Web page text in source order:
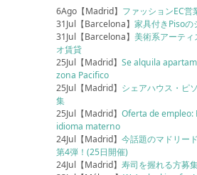
6Ago【Madrid】 ファッションEC営
31Jul【Barcelona】家具付きPisoの
31Jul【Barcelona】美術系アーテ
オ賃貸
25Jul【Madrid】Se alquila
zona Pacifico
25Jul【Madrid】 シェアハウス・ピ
集
25Jul【Madrid】Oferta de empleo:
idioma materno
24Jul【Madrid】今話題のマドリー
第4弾！(25日開催)
24Jul【Madrid】寿司を握れる方募